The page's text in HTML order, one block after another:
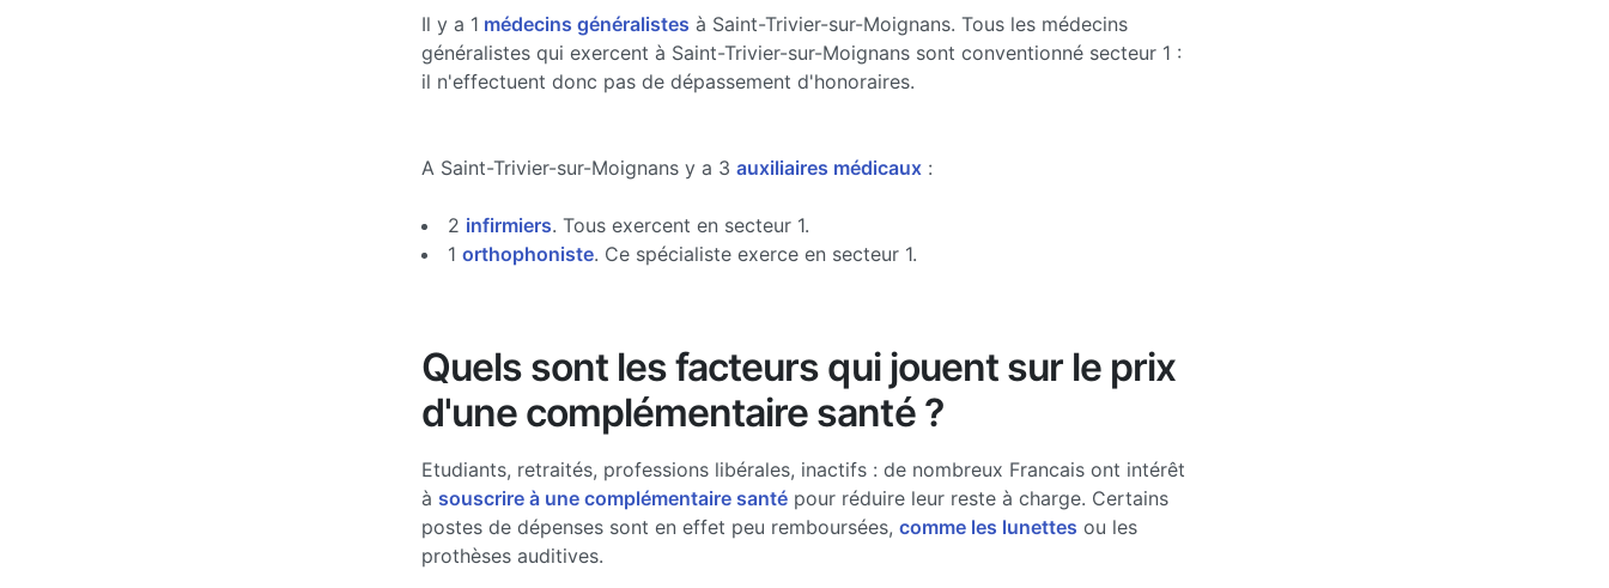
Il y a 1 médecins généralistes à Saint-Trivier-sur-Moignans. Tous les médecins
généralistes qui exercent à Saint-Trivier-sur-Moignans sont conventionné secteur 1 :
il n'effectuent donc pas de dépassement d'honoraires.
A Saint-Trivier-sur-Moignans y a 3 auxiliaires médicaux:
2 infirmiers. Tous exercent en secteur 1.
1 orthophoniste. Ce spécialiste exerce en secteur 1.
Quels sont les facteurs qui jouent sur le prix
d'une complémentaire santé ?
Etudiants, retraités, professions libérales, inactifs : de nombreux Francais ont intérêt
à souscrire à une complémentaire santépour réduire leur reste à charge. Certains
postes de dépenses sont en effet peu remboursées, comme les lunettes ou les
prothèses auditives.